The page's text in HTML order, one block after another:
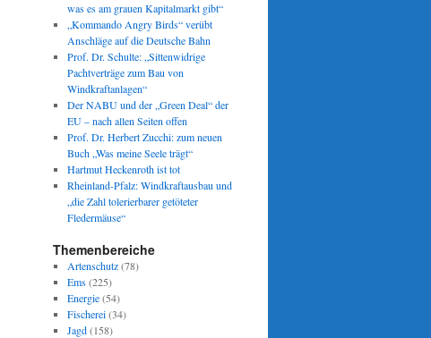
was es am grauen Kapitalmarkt gibt“
„Kommando Angry Birds“ verübt
Anschläge auf die Deutsche Bahn
Prof. Dr. Schulte: „Sittenwidrige
Pachtverträge zum Bau von
Windkraftanlagen“
Der NABU und der „Green Deal“ der
EU – nach allen Seiten offen
Prof. Dr. Herbert Zucchi: zum neuen
Buch „Was meine Seele trägt“
Hartmut Heckenroth ist tot
Rheinland-Pfalz: Windkraftausbau und
„die Zahl tolerierbarer getöteter
Fledermäuse“
Themenbereiche
Artenschutz(78)
Ems(225)
Energie(54)
Fischerei(34)
Jagd(158)